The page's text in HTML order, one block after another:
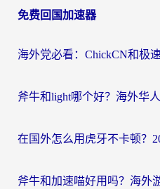
导
免费回国加速器